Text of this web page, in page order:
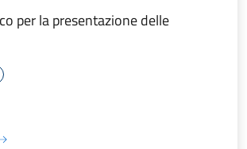
per la presentazione delle